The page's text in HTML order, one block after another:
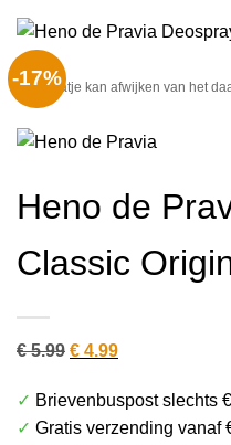
-17%
Het plaatje kan afwijken van het
Heno de
Classic
€5.99 Oorspronkelijke
was:
€ 5.99.
€ 4.99Huidige
is:
€ 4.99.
✓ Brievenbuspost slechts
✓ Gratis verzending vanaf